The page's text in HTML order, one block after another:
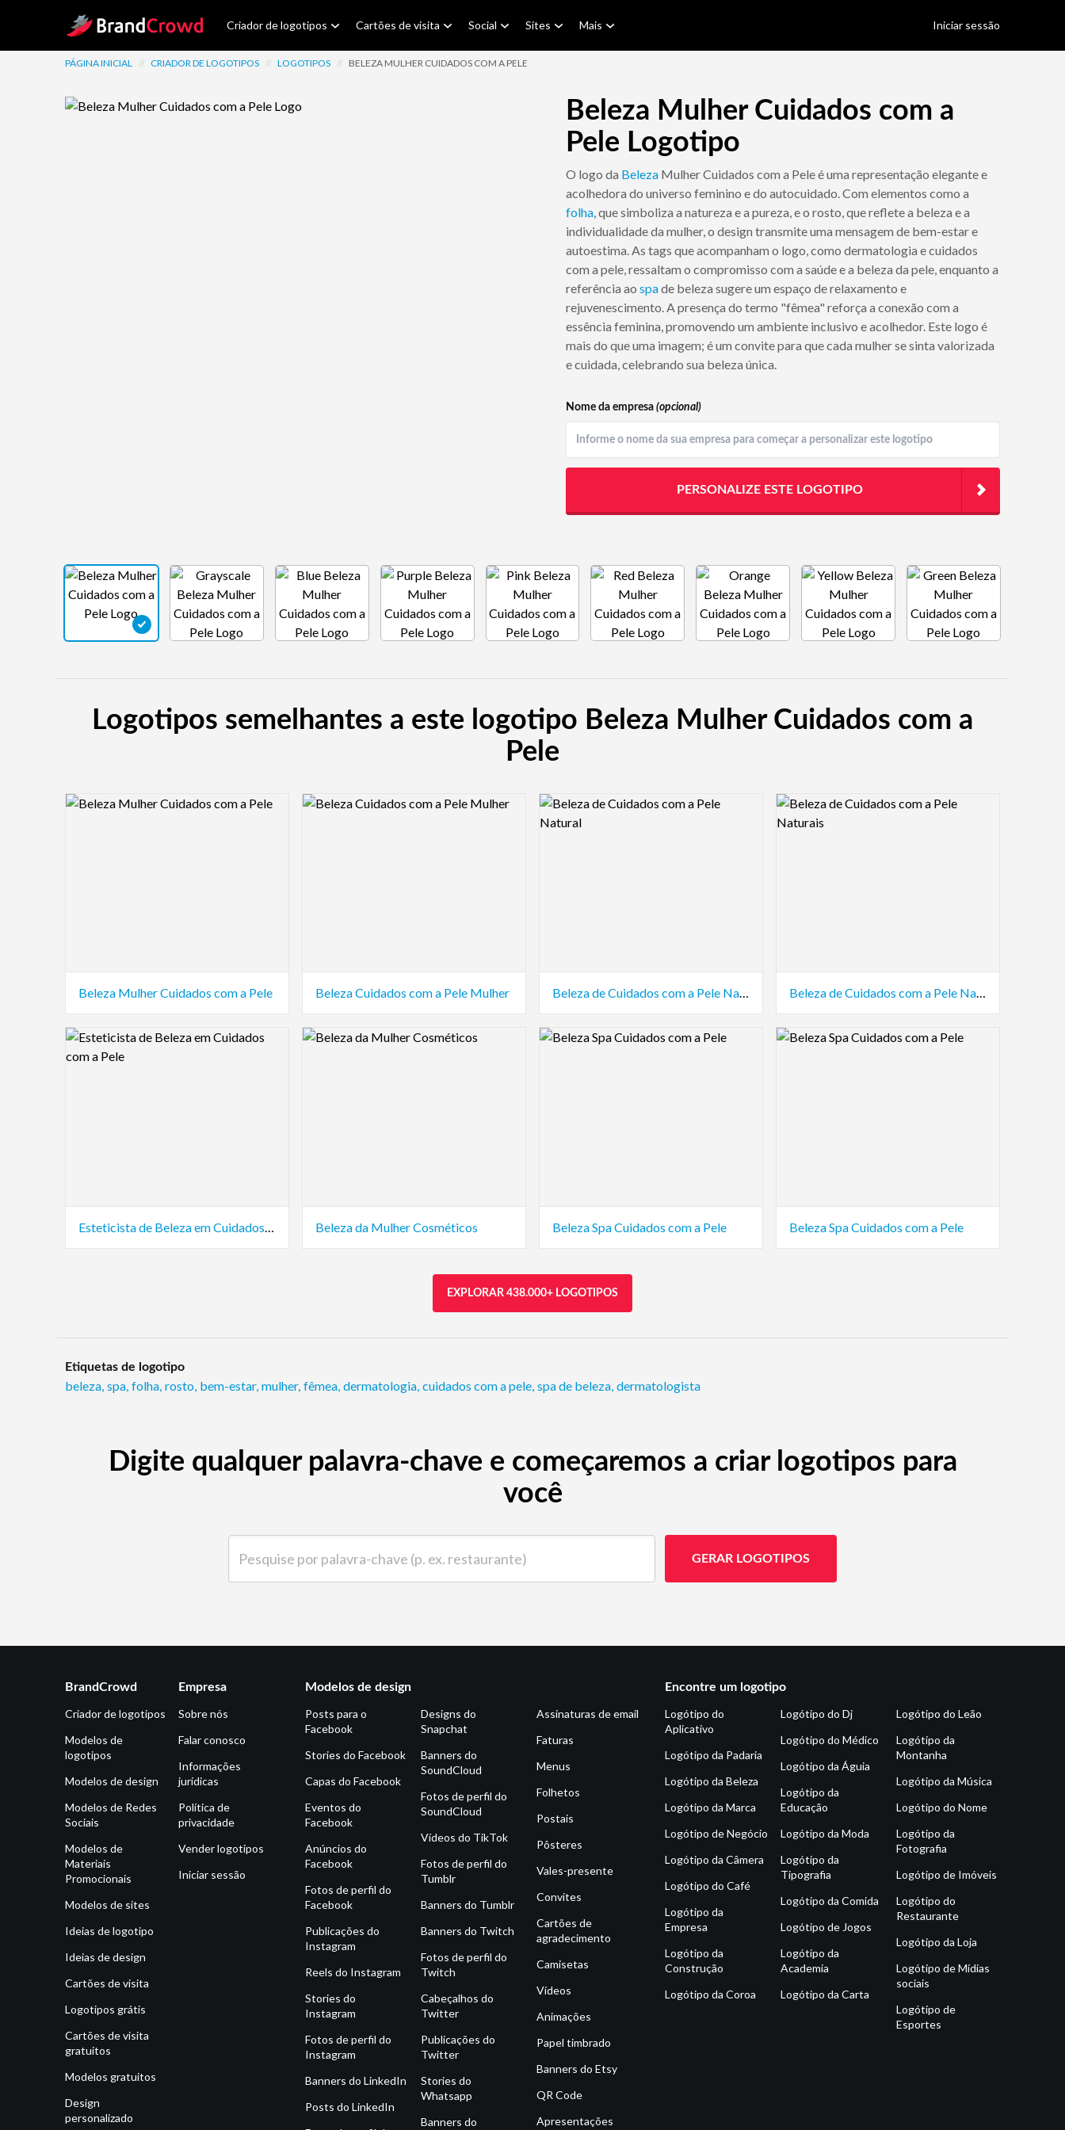
Site Logo Criador de logotipos Cartões de visita Social Sites Mais Iniciar sessão
PÁGINA INICIAL // CRIADOR DE LOGOTIPOS // LOGOTIPOS // BELEZA MULHER CUIDADOS COM A PELE
Beleza Mulher Cuidados com a
Pele Logotipo
O logo da Beleza Mulher Cuidados com a Pele é uma representação elegante e
acolhedora do universo feminino e do autocuidado. Com elementos como a
folha, que simboliza a natureza e a pureza, e o rosto, que reflete a beleza e a
individualidade da mulher, o design transmite uma mensagem de bem-estar e
autoestima. As tags que acompanham o logo, como dermatologia e cuidados
com a pele, ressaltam o compromisso com a saúde e a beleza da pele, enquanto a
referência ao spade beleza sugere um espaço de relaxamento e
rejuvenescimento. A presença do termo "fêmea" reforça a conexão com a
essência feminina, promovendo um ambiente inclusivo e acolhedor. Este logo é
mais do que uma imagem; é um convite para que cada mulher se sinta valorizada
e cuidada, celebrando sua beleza única.
Nome da empresa (opcional)
PERSONALIZE ESTE LOGOTIPO
Logotipos semelhantes a este logotipo Beleza Mulher Cuidados com a
Pele
Logo Preview Image
Beleza Mulher Cuidados com a Pele
Logo Preview Image
Beleza Cuidados com a Pele Mulher
Logo Preview Image
Beleza de Cuidados com a Pele Natural
Logo Preview Image
Beleza de Cuidados com a Pele Naturais
Logo Preview Image
Esteticista de Beleza em Cuidados com a Pele
Logo Preview Image
Beleza da Mulher Cosméticos
Logo Preview Image
Beleza Spa Cuidados com a Pele
Logo Preview Image
Beleza Spa Cuidados com a Pele
EXPLORAR 438.000+ LOGOTIPOS
Etiquetas de logotipo
beleza, spa, folha, rosto, bem-estar, mulher, fêmea, dermatologia, cuidados com a pele, spa de beleza, dermatologista
Digite qualquer palavra-chave e começaremos a criar logotipos para
você
GERAR LOGOTIPOS
BrandCrowd
Criador de logotipos
Modelos de
logotipos
Modelos de design
Modelos de Redes
Sociais
Modelos de
Materiais
Promocionais
Modelos de sites
Ideias de logotipo
Ideias de design
Cartões de visita
Logotipos grátis
Cartões de visita
gratuitos
Modelos gratuitos
Design
personalizado
Empresa
Sobre nós
Falar conosco
Informações
jurídicas
Política de
privacidade
Vender logotipos
Iniciar sessão
Modelos de design
Posts para o
Facebook
Stories do Facebook
Capas do Facebook
Eventos do
Facebook
Anúncios do
Facebook
Fotos de perfil do
Facebook
Publicações do
Instagram
Reels do Instagram
Stories do
Instagram
Fotos de perfil do
Instagram
Banners do LinkedIn
Posts do LinkedIn
Designs do
Snapchat
Banners do
SoundCloud
Fotos de perfil do
SoundCloud
Vídeos do TikTok
Fotos de perfil do
Tumblr
Banners do Tumblr
Banners do Twitch
Fotos de perfil do
Twitch
Cabeçalhos do
Twitter
Publicações do
Twitter
Stories do
Whatsapp
Banners do
Assinaturas de email
Faturas
Menus
Folhetos
Postais
Pôsteres
Vales-presente
Convites
Cartões de
agradecimento
Camisetas
Vídeos
Animações
Papel timbrado
Banners do Etsy
QR Code
Apresentações
Encontre um logotipo
Logótipo do
Aplicativo
Logótipo da Padaria
Logótipo da Beleza
Logótipo da Marca
Logótipo de Negócio
Logótipo da Câmera
Logótipo do Café
Logótipo da
Empresa
Logótipo da
Construção
Logótipo da Coroa
Logótipo do Dj
Logótipo do Médico
Logótipo da Águia
Logótipo da
Educação
Logótipo da Moda
Logótipo da
Tipografia
Logótipo da Comida
Logótipo de Jogos
Logótipo da
Academia
Logótipo da Carta
Logótipo do Leão
Logótipo da
Montanha
Logótipo da Música
Logótipo do Nome
Logótipo da
Fotografia
Logótipo de Imóveis
Logótipo do
Restaurante
Logótipo da Loja
Logótipo de Mídias
sociais
Logótipo de
Esportes